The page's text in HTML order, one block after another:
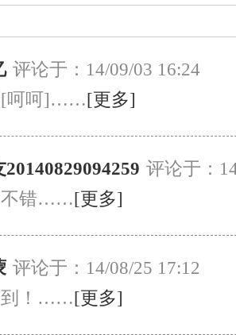
评论于：14/09/03 16:24
呵呵]……[更多]
20140829094259 评论于：
错……[更多]
评论于：14/08/25 17:12
！……[更多]